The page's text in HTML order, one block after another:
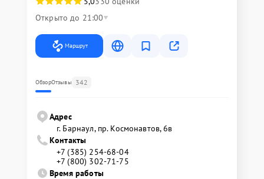
Открыто до 21:00
Маршрут
ОбзорОтзывы 342
Адрес
г. Барнаул, ​пр. Космонавтов, 6в
Контакты
+7 (385) 254-68-04
+7 (800) 302-71-75
Время работы